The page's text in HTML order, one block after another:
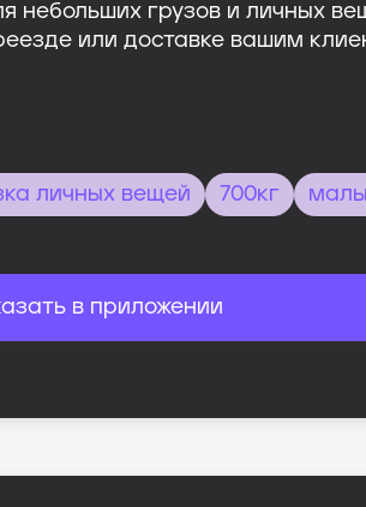
небольших грузов и личных
или доставке вашим
личных вещей 700кг
в приложении